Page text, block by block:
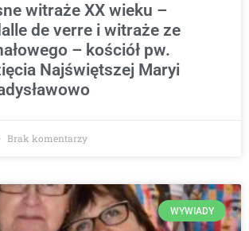
witraże XX wieku –
de verre i witraże ze
– kościół pw.
Najświętszej Maryi
Brak komentarzy
WYWIADY